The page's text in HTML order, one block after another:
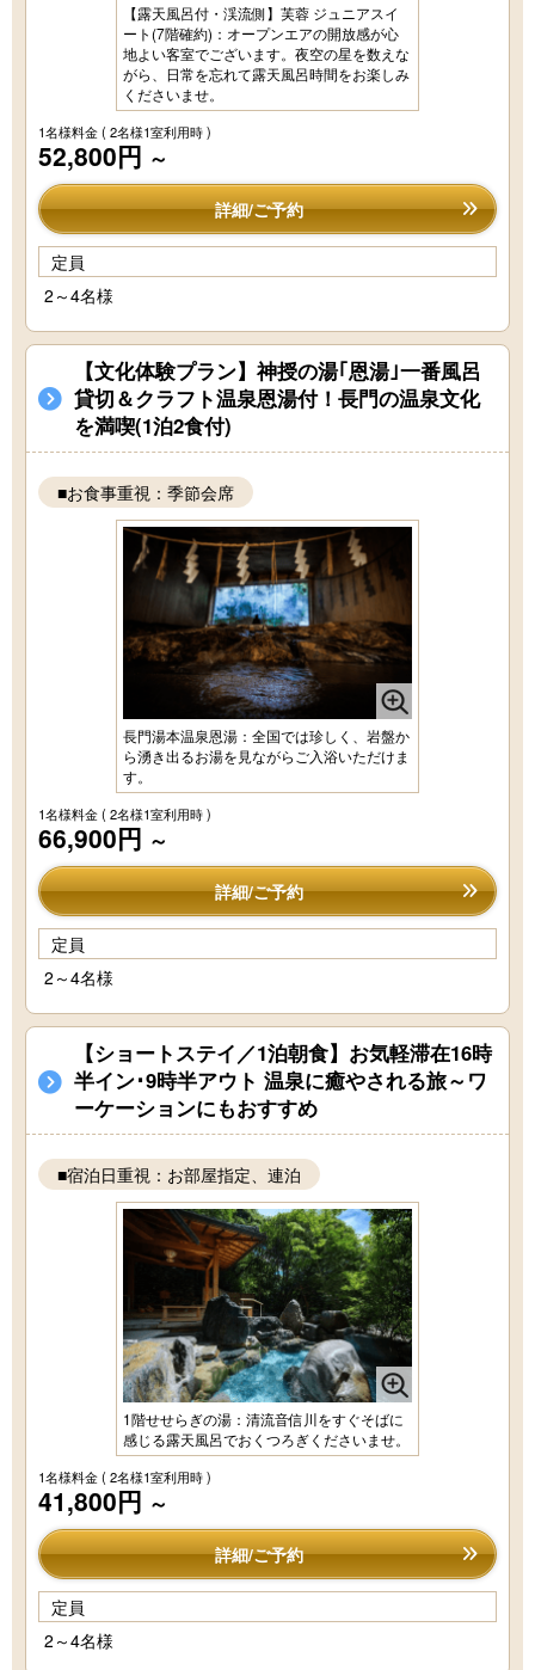
【露天風呂付・渓流側】芙蓉 ジュニアスイ
ート(7階確約)：オープンエアの開放感が心
地よい客室でございます。夜空の星を数えな
がら、日常を忘れて露天風呂時間をお楽しみ
くださいませ。
1名様料金( 2名様1室利用時 )
52,800円 ～
詳細/ご予約
定員
2～4名様
【文化体験プラン】神授の湯｢恩湯｣一番風呂
貸切＆クラフト温泉恩湯付！長門の温泉文化
を満喫(1泊2食付)
■お食事重視：季節会席
長門湯本温泉恩湯：全国では珍しく、岩盤か
ら湧き出るお湯を見ながらご入浴いただけま
す。
1名様料金( 2名様1室利用時 )
66,900円 ～
詳細/ご予約
定員
2～4名様
【ショートステイ／1泊朝食】お気軽滞在16時
半イン･9時半アウト 温泉に癒やされる旅～ワ
ーケーションにもおすすめ
■宿泊日重視：お部屋指定、連泊
1階せせらぎの湯：清流音信川をすぐそばに
感じる露天風呂でおくつろぎくださいませ。
1名様料金( 2名様1室利用時 )
41,800円 ～
詳細/ご予約
定員
2～4名様